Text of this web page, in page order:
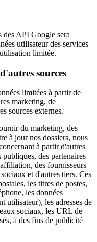
API Google sera
utilisateur des services
limitée.
sources
limitées à partir de
marketing, de
sources externes.
du marketing, des
à jour nos dossiers, nous
à partir d'autres
publiques, des partenaires
des fournisseurs
et d'autres tiers. Ces
les titres de postes,
les données
utilisateur), les adresses de
sociaux, les URL de
à des fins de publicité